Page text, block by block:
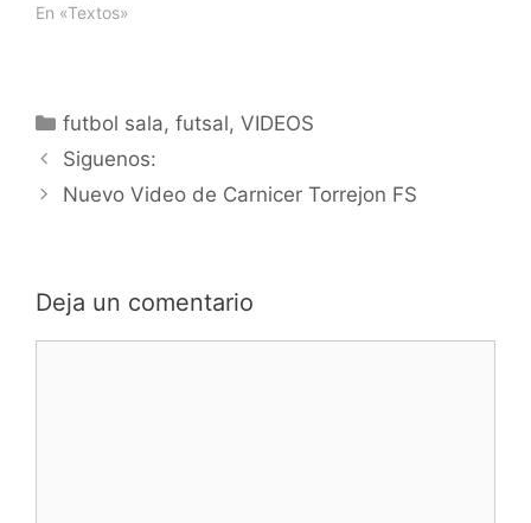
En «Textos»
Categorías
futbol sala,futsal,VIDEOS
Navegación
de
Siguenos:
Nuevo Video de Carnicer Torrejon FS
Deja un comentario